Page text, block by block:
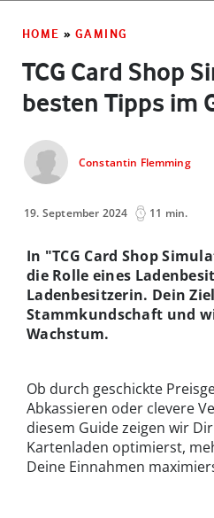
HOME » GAMING
TCG Card Shop
besten Tipps im
Constantin Flemming
19. September 2024 11 min.
In "TCG Card Shop
die Rolle eines
Ladenbesitzerin. Dein
Stammkundschaft und
Wachstum.
Ob durch geschickte
Abkassieren oder clevere
diesem Guide zeigen wir
Kartenladen optimierst,
Deine Einnahmen